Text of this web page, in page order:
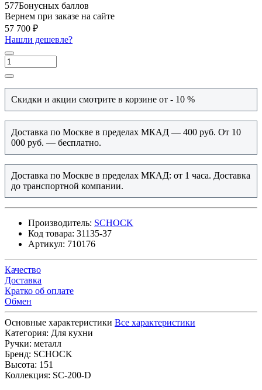
577Бонусных баллов
Вернем при заказе на сайте
57 700 ₽
Нашли дешевле?
Скидки и акции смотрите в корзине от - 10 %
Доставка по Москве в пределах МКАД — 400 руб. От 10
000 руб. — бесплатно.
Доставка по Москве в пределах МКАД: от 1 часа. Доставка
до транспортной компании.
Производитель: SCHOCK
Код товара: 31135-37
Артикул: 710176
Качество
Доставка
Кратко об оплате
Обмен
Основные характеристики Все характеристики
Категория: Для кухни
Ручки: металл
Бренд: SCHOCK
Высота: 151
Коллекция: SC-200-D